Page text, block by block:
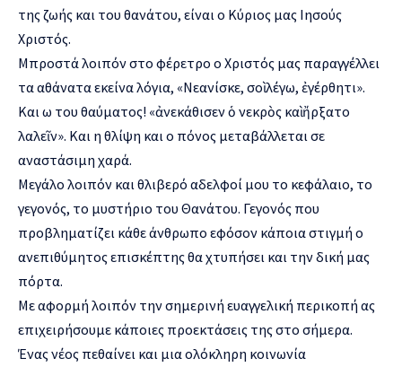
της ζωής και του θανάτου, είναι ο Κύριος μας Ιησούς
Χριστός.
Μπροστά λοιπόν στο φέρετρο ο Χριστός μας παραγγέλλει
τα αθάνατα εκείνα λόγια, «Νεανίσκε, σοὶ λέγω, ἐγέρθητι».
Και ω του θαύματος! «ἀνεκάθισεν ὁ νεκρὸς καὶ ἤρξατο
λαλεῖν». Και η θλίψη και ο πόνος μεταβάλλεται σε
αναστάσιμη χαρά.
Μεγάλο λοιπόν και θλιβερό αδελφοί μου το κεφάλαιο, το
γεγονός, το μυστήριο του Θανάτου. Γεγονός που
προβληματίζει κάθε άνθρωπο εφόσον κάποια στιγμή ο
ανεπιθύμητος επισκέπτης θα χτυπήσει και την δική μας
πόρτα.
Με αφορμή λοιπόν την σημερινή ευαγγελική περικοπή ας
επιχειρήσουμε κάποιες προεκτάσεις της στο σήμερα.
Ένας νέος πεθαίνει και μια ολόκληρη κοινωνία